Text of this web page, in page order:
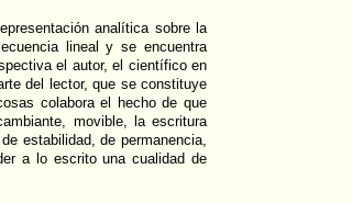
analítica sobre la
lineal y se encuentra
el autor, el científico en
del lector, que se constituye
colabora el hecho de que
movible, la escritura
estabilidad, de permanencia,
a lo escrito una cualidad de